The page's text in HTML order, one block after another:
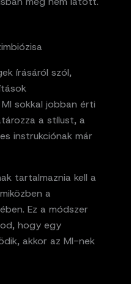
írásáról szól,
sokkal jobban érti
a stílust, a
instrukciónak már
tartalmaznia kell a
a
Ez a módszer
hogy egy
akkor az MI-nek